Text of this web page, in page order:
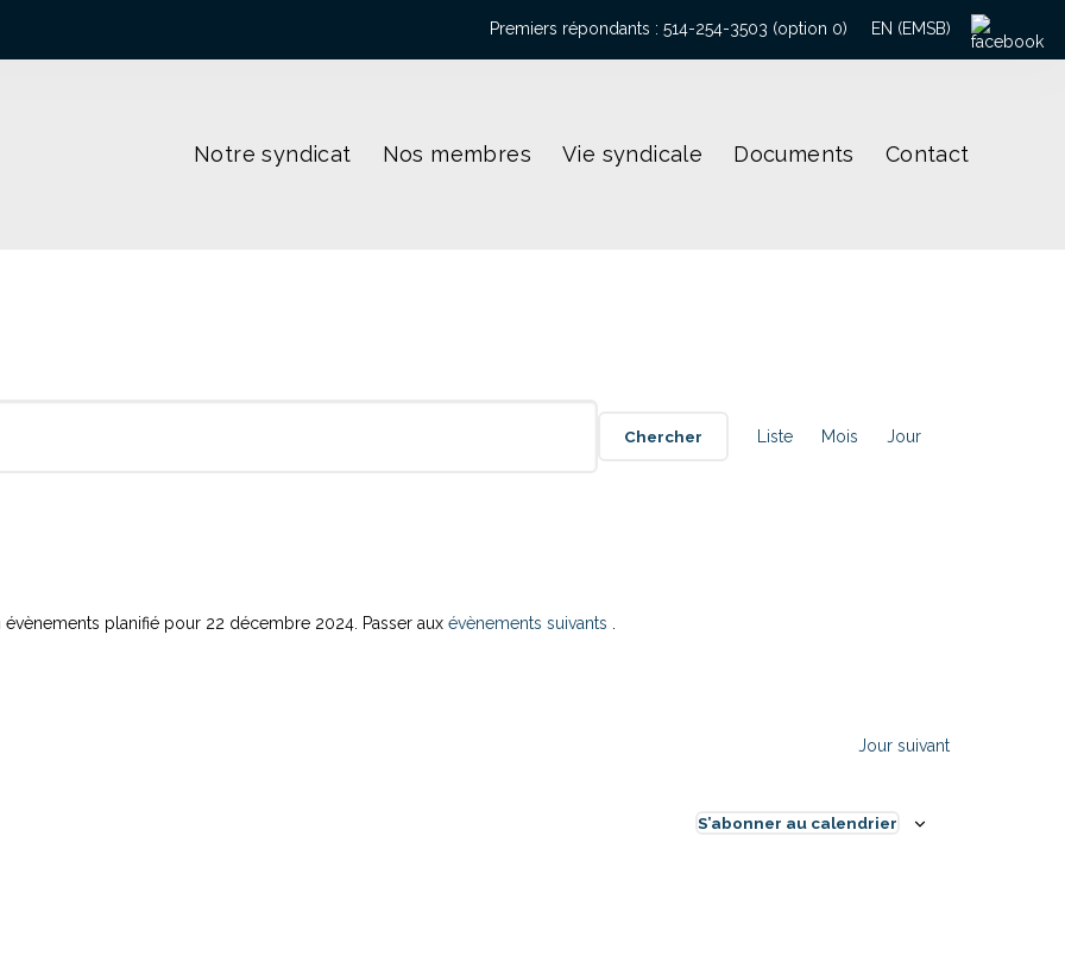
Premiers répondants : 514-254-3503 (option 0) EN (EMSB)
Notre syndicat Nos membres Vie syndicale Documents Contact
Notice
évènements planifié pour 22 décembre 2024. Passer aux évènements suivants
Chercher
de
Liste Mois Jour
Jour suivant
S’abonner au calendrier